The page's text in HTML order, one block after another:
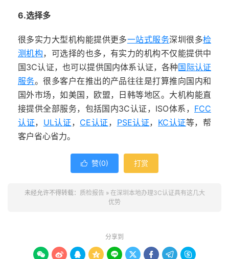
6.选择多
很多实力大型机构能提供更多一站式服务深圳很多检
测机构，可选择的也多，有实力的机构不仅能提供中
国3C认证，也可以提供国内体系认证，各种国际认证
服务。很多客户在推出的产品往往是打算推向国内和
国外市场，如美国，欧盟，日韩等地区。大机构能直
接提供全部服务，包括国内3C认证，ISO体系， FCC
认证， UL认证 ， CE认证 ， PSE认证， KC认证等，帮
客户省心省力。
 赞(0) 打赏
未经允许不得转载： 质检报告 » 在深圳本地办理3C认证具有这几大
优势
分享到
        